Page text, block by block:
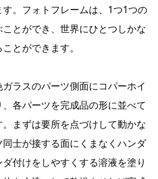
。フォトフレームは、1つ1つの
とができ、世界にひとつしかな
とができます。
ラスのパーツ側面にコパーホイ
各パーツを完成品の形に並べて
まずは要所を点づけして動かな
士が接する面にくまなくハンダ
付けをしやすくする溶液を塗り